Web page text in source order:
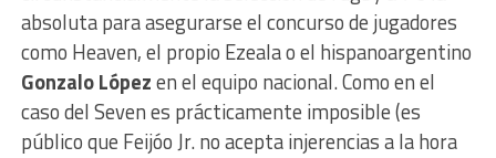
absoluta para asegurarse el concurso de jugadores
como Heaven, el propio Ezeala o el hispanoargentino
Gonzalo Lópezen el equipo nacional. Como en el
caso del Seven es prácticamente imposible (es
público que Feijóo Jr. no acepta injerencias a la hora